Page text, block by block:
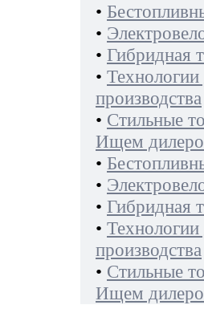
•
•
• Гибридная
• Технологии
производства
• Стильные
Ищем
•
•
• Гибридная
• Технологии
производства
• Стильные
Ищем